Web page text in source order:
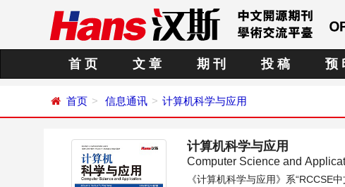
首 页 文 章 期 刊 投 稿 预
首页 信息通讯 计算机科学与应用
计算机科学与应用
Computer Science and
《计算机科学与应用》系“RCCSE